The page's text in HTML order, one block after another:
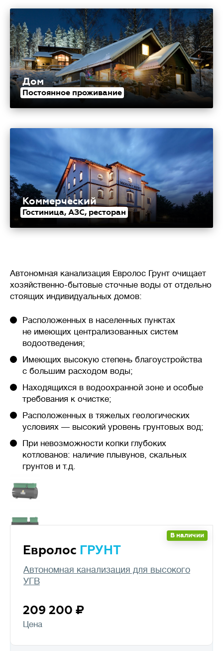
Дом
Постоянное проживание
Коммерческий
Гостиница, АЗС, ресторан
Автономная канализация Евролос Грунт очищает
хозяйственно-бытовые сточные воды от отдельно
стоящих индивидуальных домов:
Расположенных в населенных пунктах
не имеющих централизованных систем
водоотведения;
Имеющих высокую степень благоустройства
с большим расходом воды;
Находящихся в водоохранной зоне и особые
требования к очистке;
Расположенных в тяжелых геологических
условиях — высокий уровень грунтовых вод;
При невозможности копки глубоких
котлованов: наличие плывунов, скальных
грунтов и т.д.
В наличии
Евролос ГРУНТ
Автономная канализация для высокого
УГВ
209 200
Цена